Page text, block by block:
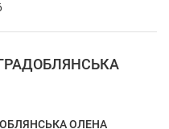
ГРАДОБЛЯНСЬКА
ОЛЕНА